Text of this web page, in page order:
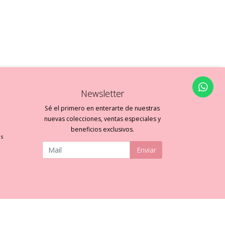
Newsletter
Sé el primero en enterarte de nuestras
nuevas colecciones, ventas especiales y
beneficios exclusivos.
Enviar